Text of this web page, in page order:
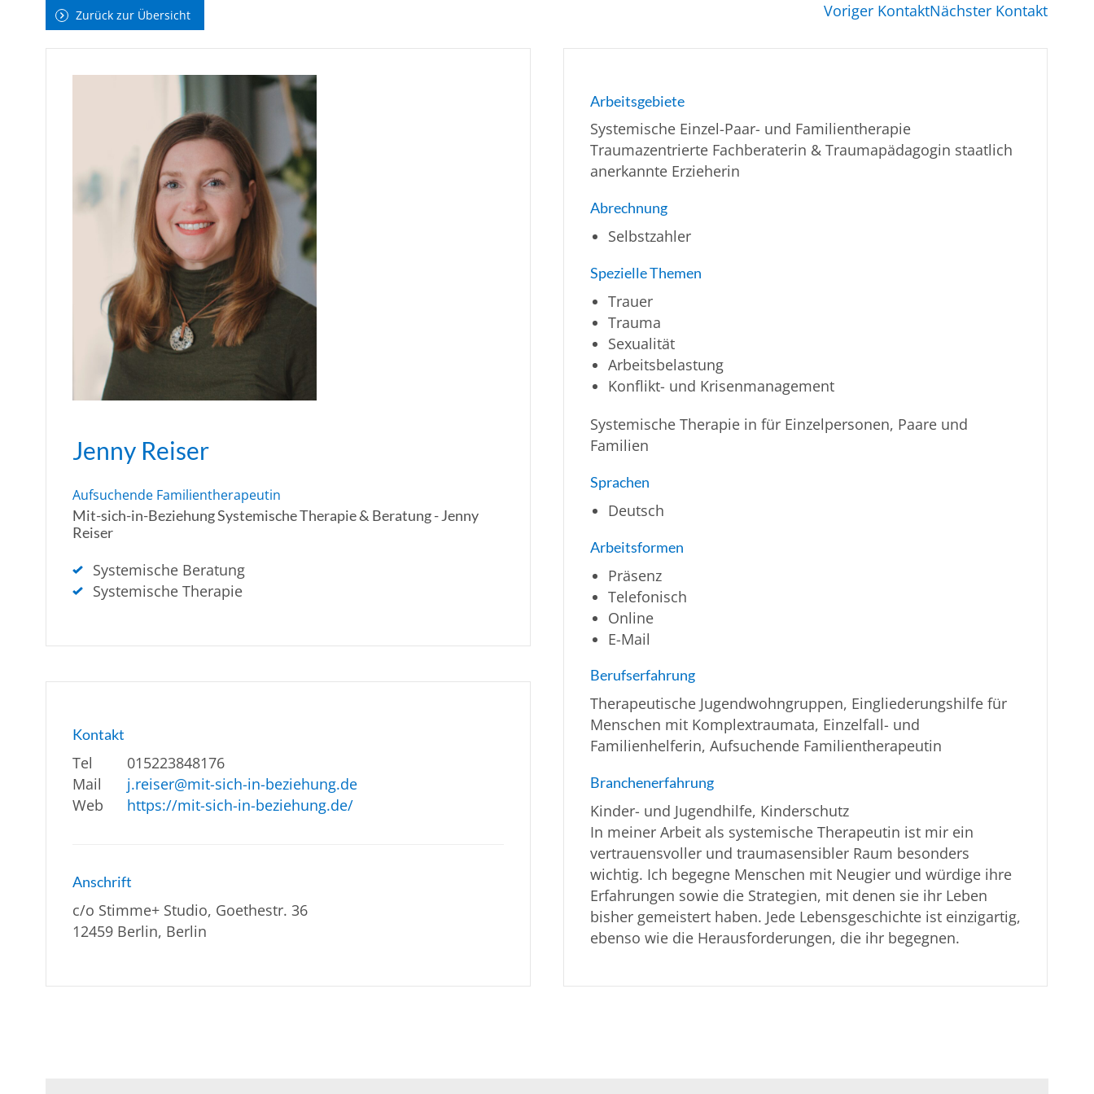
Zurück zur Übersicht Voriger KontaktNächster Kontakt
Jenny Reiser
Aufsuchende Familientherapeutin
Mit-sich-in-Beziehung Systemische Therapie & Beratung - Jenny
Reiser
Systemische Beratung
Systemische Therapie
Kontakt
Tel
015223848176
Mail
j.reiser@mit-sich-in-beziehung.de
Web
https://mit-sich-in-beziehung.de/
Anschrift
c/o Stimme+ Studio, Goethestr. 36
12459 Berlin, Berlin
Arbeitsgebiete
Systemische Einzel-Paar- und Familientherapie
Traumazentrierte Fachberaterin & Traumapädagogin staatlich
anerkannte Erzieherin
Abrechnung
Selbstzahler
Spezielle Themen
Trauer
Trauma
Sexualität
Arbeitsbelastung
Konflikt- und Krisenmanagement
Systemische Therapie in für Einzelpersonen, Paare und
Familien
Sprachen
Deutsch
Arbeitsformen
Präsenz
Telefonisch
Online
E-Mail
Berufserfahrung
Therapeutische Jugendwohngruppen, Eingliederungshilfe für
Menschen mit Komplextraumata, Einzelfall- und
Familienhelferin, Aufsuchende Familientherapeutin
Branchenerfahrung
Kinder- und Jugendhilfe, Kinderschutz
In meiner Arbeit als systemische Therapeutin ist mir ein
vertrauensvoller und traumasensibler Raum besonders
wichtig. Ich begegne Menschen mit Neugier und würdige ihre
Erfahrungen sowie die Strategien, mit denen sie ihr Leben
bisher gemeistert haben. Jede Lebensgeschichte ist einzigartig,
ebenso wie die Herausforderungen, die ihr begegnen.